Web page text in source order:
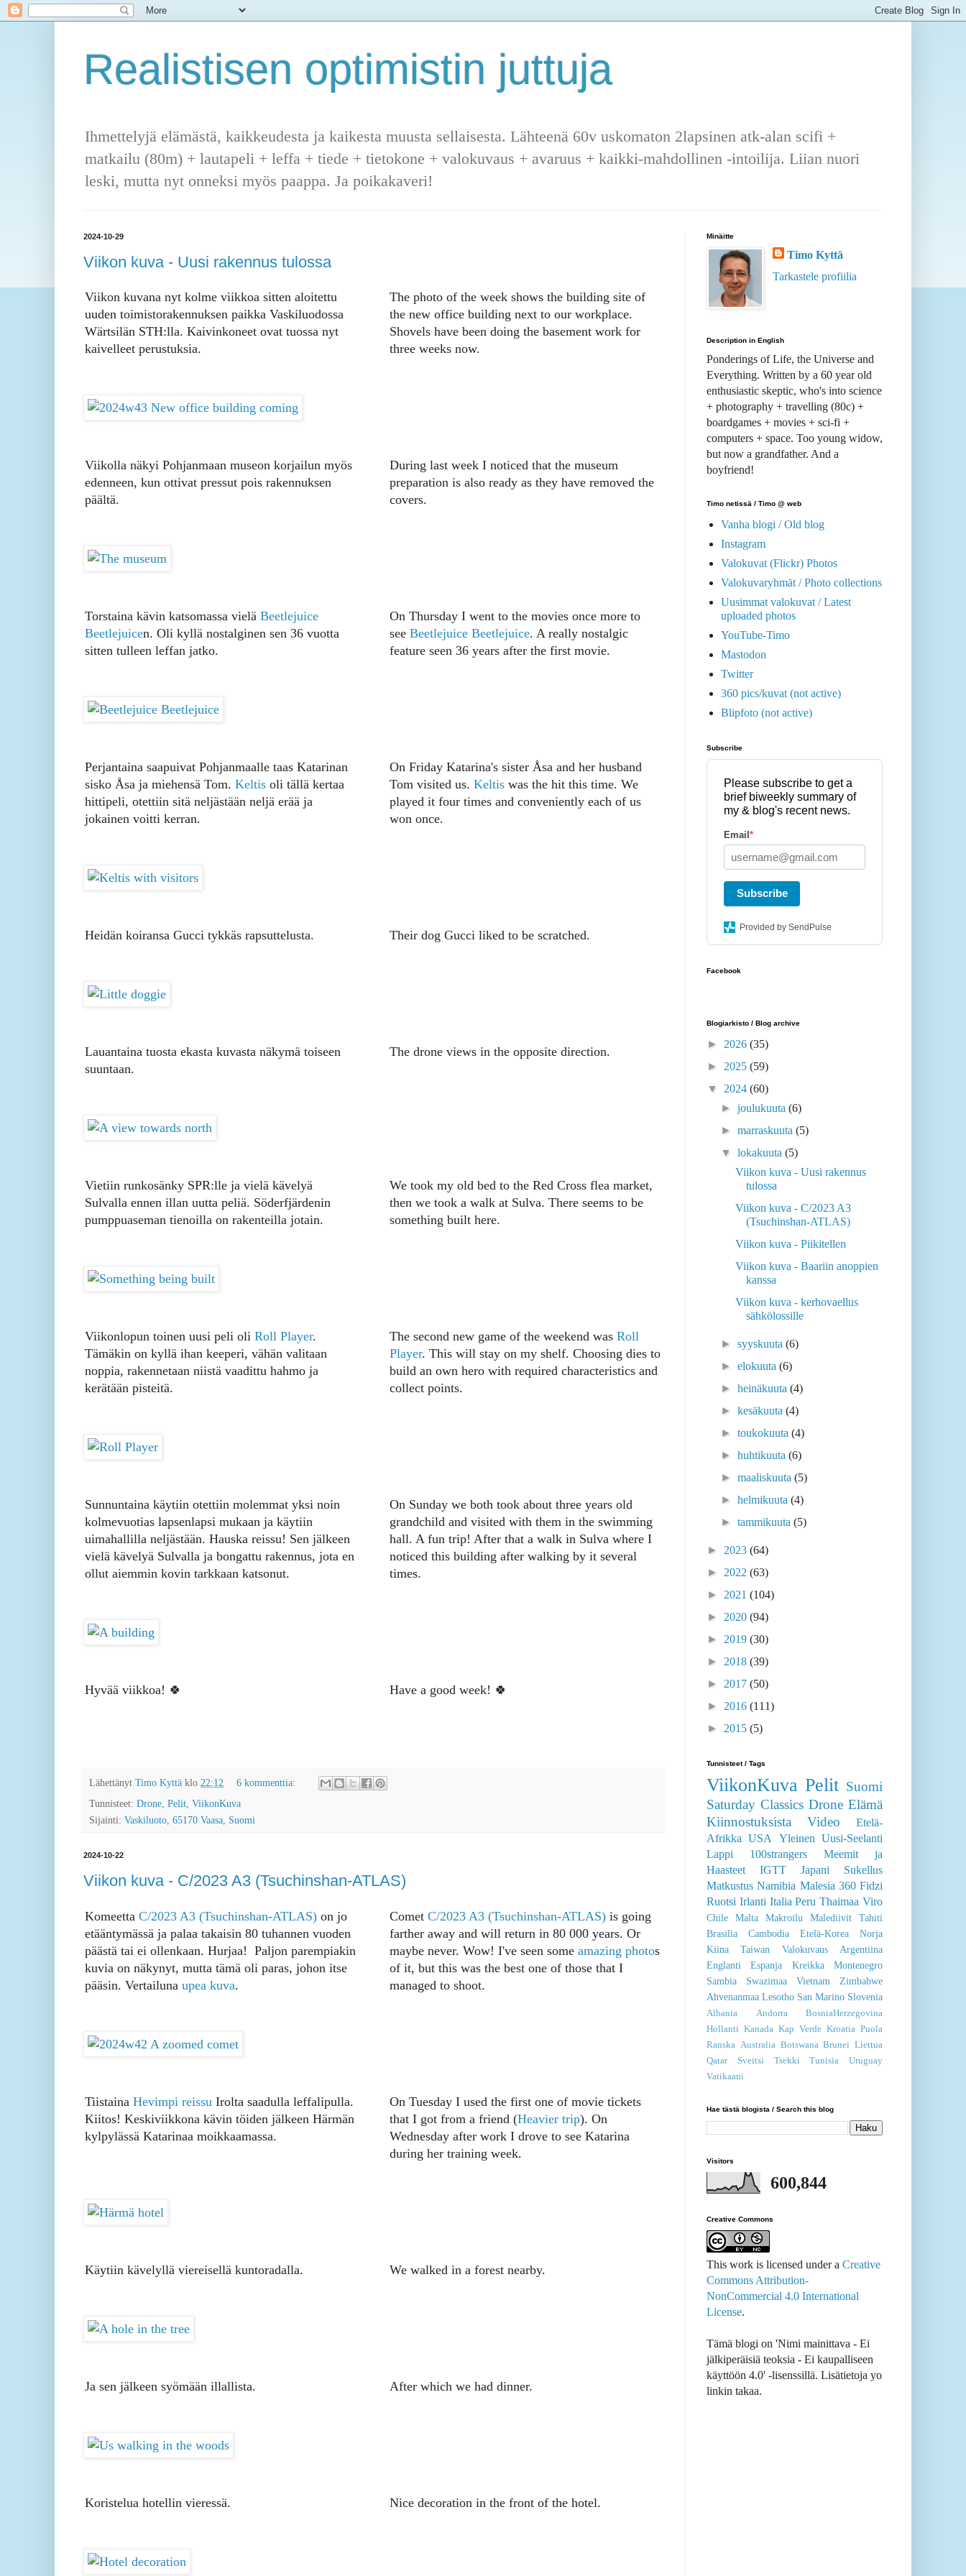
Realistisen optimistin juttuja
Ihmettelyjä elämästä, kaikkeudesta ja kaikesta muusta sellaisesta. Lähteenä 60v uskomaton 2lapsinen atk-alan scifi +
matkailu (80m) + lautapeli + leffa + tiede + tietokone + valokuvaus + avaruus + kaikki-mahdollinen -intoilija. Liian nuori
leski, mutta nyt onneksi myös paappa. Ja poikakaveri!
2024-10-29
Viikon kuva - Uusi rakennus tulossa
Viikon kuvana nyt kolme viikkoa sitten aloitettu
uuden toimistorakennuksen paikka Vaskiluodossa
Wärtsilän STH:lla. Kaivinkoneet ovat tuossa nyt
kaivelleet perustuksia.
The photo of the week shows the building site of
the new office building next to our workplace.
Shovels have been doing the basement work for
three weeks now.
Viikolla näkyi Pohjanmaan museon korjailun myös
edenneen, kun ottivat pressut pois rakennuksen
päältä.
During last week I noticed that the museum
preparation is also ready as they have removed the
covers.
Torstaina kävin katsomassa vielä Beetlejuice
Beetlejuicen. Oli kyllä nostalginen sen 36 vuotta
sitten tulleen leffan jatko.
On Thursday I went to the movies once more to
see Beetlejuice Beetlejuice. A really nostalgic
feature seen 36 years after the first movie.
Perjantaina saapuivat Pohjanmaalle taas Katarinan
sisko Åsa ja miehensä Tom. Keltis oli tällä kertaa
hittipeli, otettiin sitä neljästään neljä erää ja
jokainen voitti kerran.
On Friday Katarina's sister Åsa and her husband
Tom visited us. Keltiswas the hit this time. We
played it four times and conveniently each of us
won once.
Heidän koiransa Gucci tykkäs rapsuttelusta. Their dog Gucci liked to be scratched.
Lauantaina tuosta ekasta kuvasta näkymä toiseen
suuntaan.
The drone views in the opposite direction.
Vietiin runkosänky SPR:lle ja vielä kävelyä
Sulvalla ennen illan uutta peliä. Söderfjärdenin
pumppuaseman tienoilla on rakenteilla jotain.
We took my old bed to the Red Cross flea market,
then we took a walk at Sulva. There seems to be
something built here.
Viikonlopun toinen uusi peli oli Roll Player.
Tämäkin on kyllä ihan keeperi, vähän valitaan
noppia, rakennetaan niistä vaadittu hahmo ja
kerätään pisteitä.
The second new game of the weekend was Roll
Player. This will stay on my shelf. Choosing dies to
build an own hero with required characteristics and
collect points.
Sunnuntaina käytiin otettiin molemmat yksi noin
kolmevuotias lapsenlapsi mukaan ja käytiin
uimahallilla neljästään. Hauska reissu! Sen jälkeen
vielä kävelyä Sulvalla ja bongattu rakennus, jota en
ollut aiemmin kovin tarkkaan katsonut.
On Sunday we both took about three years old
grandchild and visited with them in the swimming
hall. A fun trip! After that a walk in Sulva where I
noticed this building after walking by it several
times.
Hyvää viikkoa! 🍀 Have a good week! 🍀
Lähettänyt Timo Kyttä klo 22:12
6 kommenttia:
Tunnisteet: Drone, Pelit, ViikonKuva
Sijainti: Vaskiluoto, 65170 Vaasa, Suomi
2024-10-22
Viikon kuva - C/2023 A3 (Tsuchinshan-ATLAS)
Komeetta C/2023 A3 (Tsuchinshan-ATLAS) on jo
etääntymässä ja palaa takaisin 80 tuhannen vuoden
päästä tai ei ollenkaan. Hurjaa! Paljon parempiakin
kuvia on näkynyt, mutta tämä oli paras, johon itse
pääsin. Vertailuna upea kuva.
Comet C/2023 A3 (Tsuchinshan-ATLAS)is going
farther away and will return in 80 000 years. Or
maybe never. Wow! I've seen some amazing photos
of it, but this was the best one of those that I
managed to shoot.
Tiistaina Hevimpi reissu Irolta saadulla leffalipulla.
Kiitos! Keskiviikkona kävin töiden jälkeen Härmän
kylpylässä Katarinaa moikkaamassa.
On Tuesday I used the first one of movie tickets
that I got from a friend (Heavier trip). On
Wednesday after work I drove to see Katarina
during her training week.
Käytiin kävelyllä viereisellä kuntoradalla. We walked in a forest nearby.
Ja sen jälkeen syömään illallista. After which we had dinner.
Koristelua hotellin vieressä. Nice decoration in the front of the hotel.
Minäitte
Timo Kyttä
Tarkastele profiilia
Description in English
Ponderings of Life, the Universe and
Everything. Written by a 60 year old
enthusiastic skeptic, who's into science
+ photography + travelling (80c) +
boardgames + movies + sci-fi +
computers + space. Too young widow,
but now a grandfather. And a
boyfriend!
Timo netissä / Timo @ web
Vanha blogi / Old blog
Instagram
Valokuvat (Flickr) Photos
Valokuvaryhmät / Photo collections
Uusimmat valokuvat / Latest
uploaded photos
YouTube-Timo
Mastodon
Twitter
360 pics/kuvat (not active)
Blipfoto (not active)
Subscribe
Please subscribe to get a
brief biweekly summary of
my & blog's recent news.
Email *
Subscribe
Provided by SendPulse
Facebook
Blogiarkisto / Blog archive
► 2026 (35)
► 2025 (59)
▼ 2024 (60)
►joulukuuta(6)
►marraskuuta(5)
▼lokakuuta(5)
Viikon kuva - Uusi rakennus
tulossa
Viikon kuva - C/2023 A3
(Tsuchinshan-ATLAS)
Viikon kuva - Piikitellen
Viikon kuva - Baariin anoppien
kanssa
Viikon kuva - kerhovaellus
sähkölossille
►syyskuuta(6)
►elokuuta(6)
►heinäkuuta(4)
►kesäkuuta(4)
►toukokuuta(4)
►huhtikuuta(6)
►maaliskuuta(5)
►helmikuuta(4)
►tammikuuta(5)
► 2023 (64)
► 2022 (63)
► 2021 (104)
► 2020 (94)
► 2019 (30)
► 2018 (39)
► 2017 (50)
► 2016 (111)
► 2015 (5)
Tunnisteet / Tags
ViikonKuva Pelit Suomi
Saturday Classics Drone Elämä
Kiinnostuksista
Video
Etelä-
Afrikka
USA Yleinen Uusi-Seelanti
Lappi
100strangers
Meemit ja
Haasteet
IGTT Japani
Sukellus
Matkustus Namibia Malesia 360 Fidzi
Ruotsi Irlanti Italia Peru Thaimaa Viro
Chile Malta Makroilu Malediivit
Tahiti
Brasilia
Cambodia Etelä-Korea
Norja
Kiina
Taiwan Valokuvaus
Argentiina
Englanti
Espanja Kreikka
Montenegro
Sambia
Swazimaa Vietnam
Zimbabwe
Ahvenanmaa Lesotho San Marino Slovenia
Albania Andorra
BosniaHerzegovina
Hollanti Kanada Kap Verde Kroatia Puola
Ranska Australia Botswana Brunei Liettua
Qatar
Sveitsi Tsekki Tunisia
Uruguay
Vatikaani
Hae tästä blogista / Search this blog
Visitors
600,844
Creative Commons
This work is licensed under a Creative
Commons Attribution-
NonCommercial 4.0 International
License.
Tämä blogi on 'Nimi mainittava - Ei
jälkiperäisiä teoksia - Ei kaupalliseen
käyttöön 4.0' -lisenssillä. Lisätietoja yo
linkin takaa.